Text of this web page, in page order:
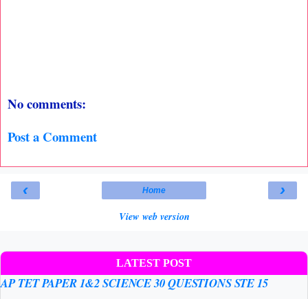
No comments:
Post a Comment
‹ ›
Home
View web version
LATEST POST
AP TET PAPER 1&2 SCIENCE 30 QUESTIONS STE 15